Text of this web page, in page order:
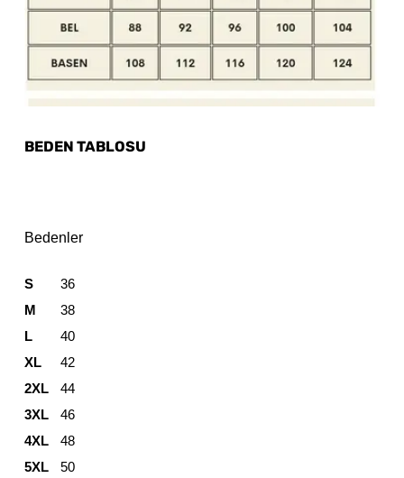
BEDEN TABLOSU
Bedenler
S
36
M
38
L
40
XL
42
2XL
44
3XL
46
4XL
48
5XL
50